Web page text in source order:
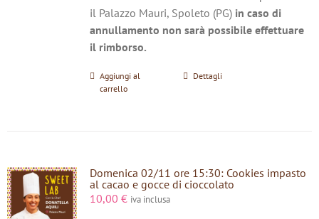
il Palazzo Mauri, Spoleto (PG) in caso di
annullamento non sarà possibile effettuare
il rimborso.
Aggiungi al
carrello
Dettagli
Domenica 02/11 ore 15:30: Cookies impasto
al cacao e gocce di cioccolato
10,00 € iva inclusa